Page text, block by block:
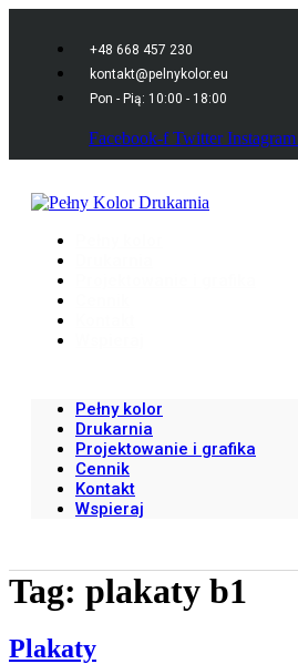
+48 668 457 230
kontakt@pelnykolor.eu
Pon - Pią: 10:00 - 18:00
Facebook-f Twitter Instagram
Pełny kolor
Drukarnia
Projektowanie i grafika
Cennik
Kontakt
Wspieraj
Tag: plakaty b1
Plakaty